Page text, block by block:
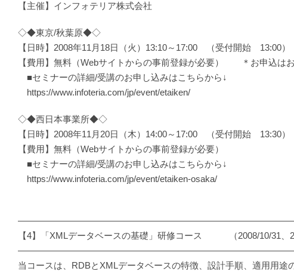
【主催】インフォテリア株式会社
◇◆東京/秋葉原◆◇
【日時】2008年11月18日（火）13:10～17:00 （受付開始 13:00）
【費用】無料（Webサイトからの事前登録が必要） ＊お申込はお
■セミナーの詳細/受講のお申し込みはこちらから↓
https://www.infoteria.com/jp/event/etaiken/
◇◆西日本事業所◆◇
【日時】2008年11月20日（木）14:00～17:00 （受付開始 13:30）
【費用】無料（Webサイトからの事前登録が必要）
■セミナーの詳細/受講のお申し込みはこちらから↓
https://www.infoteria.com/jp/event/etaiken-osaka/
【4】「XMLデータベースの基礎」研修コース （2008/10/31、
当コースは、RDBとXMLデータベースの特徴、設計手順、適用用途